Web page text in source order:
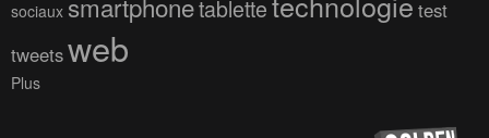
sociaux
tablette
test
tweetsweb
Plus